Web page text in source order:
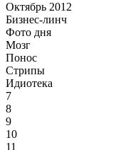
Октябрь 2012
Бизнес-линч
Фото дня
Мозг
Понос
Стрипы
Идиотека
7
8
9
10
11